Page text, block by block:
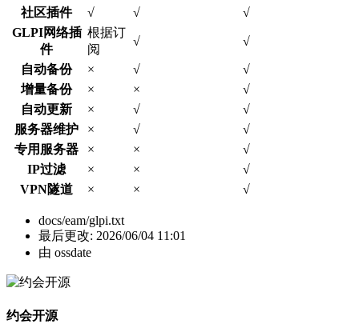
社区插件 √ √
√
GLPI网络插
件
根据订
阅
√ √
自动备份 × √
√
增量备份
× ×
√
自动更新
× √
√
服务器维护
× √
√
专用服务器
× ×
√
IP过滤
× ×
√
VPN隧道
× × √
docs/eam/glpi.txt
最后更改: 2026/06/04 11:01
由 ossdate
约会开源